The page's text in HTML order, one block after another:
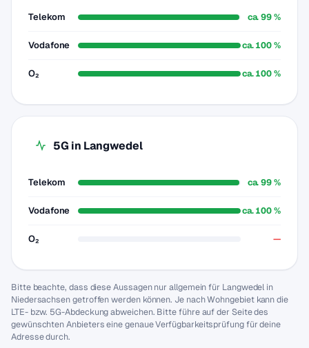
Telekom ca. 99 %
Vodafone ca. 100 %
O₂ ca. 100 %
5G in Langwedel
Telekom ca. 99 %
Vodafone ca. 100 %
O₂ —
Bitte beachte, dass diese Aussagen nur allgemein für Langwedel in
Niedersachsen getroffen werden können. Je nach Wohngebiet kann die
LTE- bzw. 5G-Abdeckung abweichen. Bitte führe auf der Seite des
gewünschten Anbieters eine genaue Verfügbarkeitsprüfung für deine
Adresse durch.